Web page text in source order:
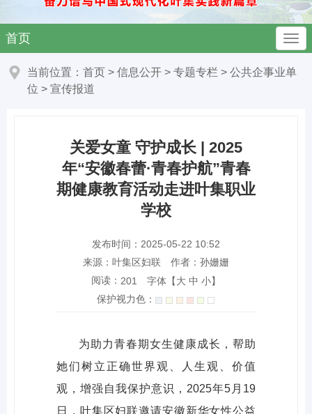
首页
当前位置： 首页 > 信息公开 > 专题专栏 > 公共企事业单
位 > 宣传报道
关爱女童 守护成长 | 2025
年“安徽春蕾·青春护航”青春
期健康教育活动走进叶集职业
学校
发布时间：2025-05-22 10:52
来源：叶集区妇联
作者：孙姗姗
阅读： 201 字体【大 中 小】
保护视力色：
为助力青春期女生健康成长，帮助
她们树立正确世界观、人生观、价值
观，增强自我保护意识，2025年5月19
日，叶集区妇联邀请安徽新华女性公益